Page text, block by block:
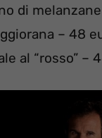
di
– 48
al “rosso” –